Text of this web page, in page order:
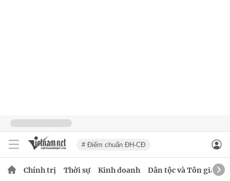
# Điểm chuẩn ĐH-CĐ
Chính trị Thời sự Kinh doanh Dân tộc và Tôn giáo